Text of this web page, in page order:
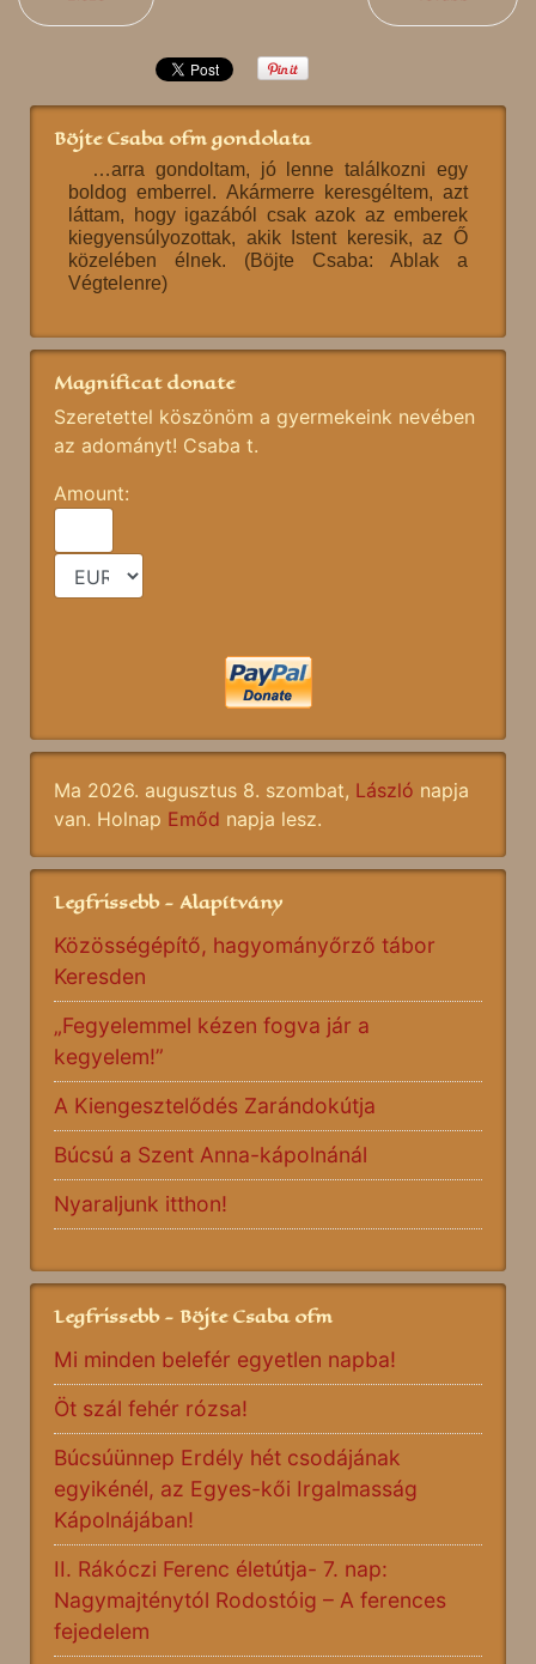
Böjte Csaba ofm gondolata
…arra gondoltam, jó lenne találkozni egy
boldog emberrel. Akármerre keresgéltem, azt
láttam, hogy igazából csak azok az emberek
kiegyensúlyozottak, akik Istent keresik, az Ő
közelében élnek. (Böjte Csaba: Ablak a
Végtelenre)
Magnificat donate
Szeretettel köszönöm a gyermekeink nevében
az adományt! Csaba t.
Amount:
Ma 2026. augusztus 8. szombat, László napja
van. Holnap Emőd napja lesz.
Legfrissebb - Alapítvány
Közösségépítő, hagyományőrző tábor
Keresden
„Fegyelemmel kézen fogva jár a
kegyelem!”
A Kiengesztelődés Zarándokútja
Búcsú a Szent Anna-kápolnánál
Nyaraljunk itthon!
Legfrissebb - Böjte Csaba ofm
Mi minden belefér egyetlen napba!
Öt szál fehér rózsa!
Búcsúünnep Erdély hét csodájának
egyikénél, az Egyes-kői Irgalmasság
Kápolnájában!
II. Rákóczi Ferenc életútja- 7. nap:
Nagymajténytól Rodostóig – A ferences
fejedelem